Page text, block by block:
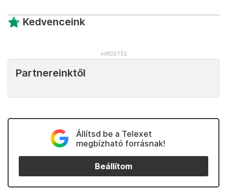
Kedvenceink
Partnereinktől
Állítsd be a Telexet
megbízható forrásnak!
Beállítom